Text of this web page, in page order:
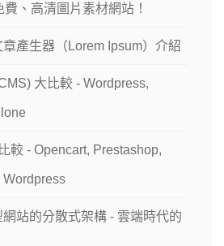
、高清圖片素材網站！
產生器（Lorem Ipsum）介紹
大比較 - Wordpress,
較 - Opencart, Prestashop,
Wordpress
站的分散式架構 - 雲端時代的